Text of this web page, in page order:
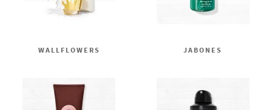
WALLFLOWERS JABONES